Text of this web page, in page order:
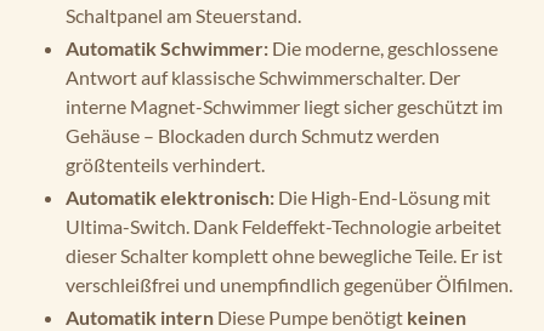
Schaltpanel am Steuerstand.
Automatik Schwimmer: Die moderne, geschlossene
Antwort auf klassische Schwimmerschalter. Der
interne Magnet-Schwimmer liegt sicher geschützt im
Gehäuse – Blockaden durch Schmutz werden
größtenteils verhindert.
Automatik elektronisch: Die High-End-Lösung mit
Ultima-Switch. Dank Feldeffekt-Technologie arbeitet
dieser Schalter komplett ohne bewegliche Teile. Er ist
verschleißfrei und unempfindlich gegenüber Ölfilmen.
Automatik intern Diese Pumpe benötigt keinen